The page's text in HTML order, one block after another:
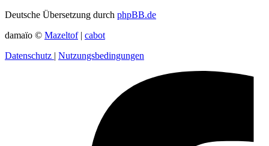
Deutsche Übersetzung durch phpBB.de
damaïo © Mazeltof| cabot
Datenschutz | Nutzungsbedingungen